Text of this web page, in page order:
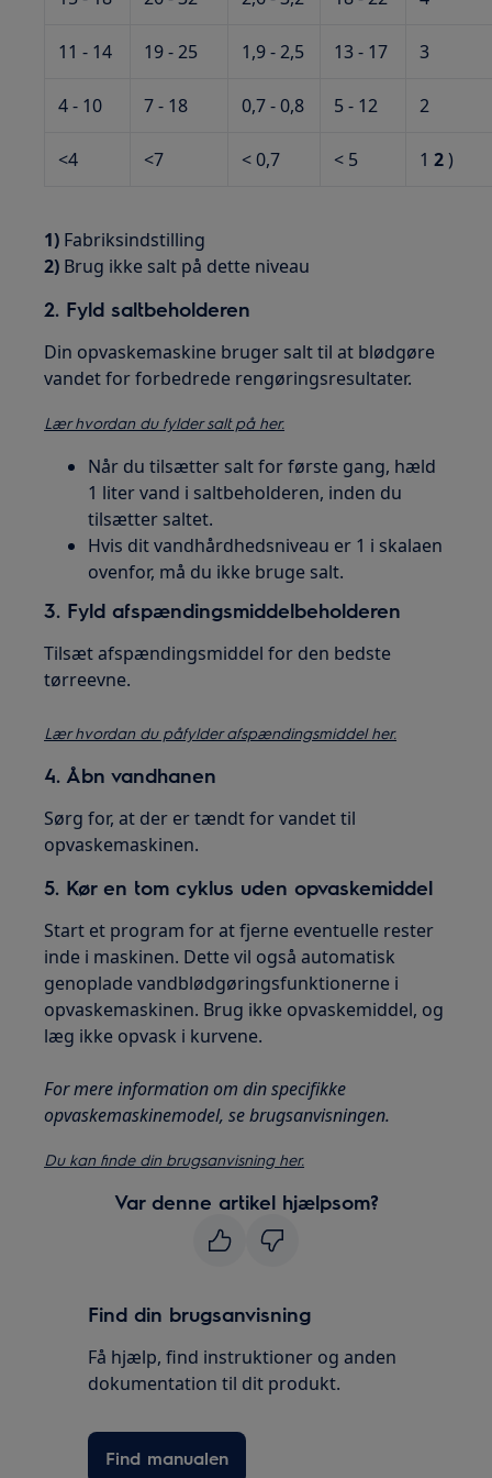
11 - 14 19 - 25 1,9 - 2,5 13 - 17 3
4 - 10 7 - 18 0,7 - 0,8 5 - 12 2
<4 <7 < 0,7 < 5 12)
1) Fabriksindstilling
2) Brug ikke salt på dette niveau
2. Fyld saltbeholderen
Din opvaskemaskine bruger salt til at blødgøre
vandet for forbedrede rengøringsresultater.
Lær hvordan du fylder salt på her.
Når du tilsætter salt for første gang, hæld
1 liter vand i saltbeholderen, inden du
tilsætter saltet.
Hvis dit vandhårdhedsniveau er 1 i skalaen
ovenfor, må du ikke bruge salt.
3. Fyld afspændingsmiddelbeholderen
Tilsæt afspændingsmiddel for den bedste
tørreevne.
Lær hvordan du påfylder afspændingsmiddel her.
4. Åbn vandhanen
Sørg for, at der er tændt for vandet til
opvaskemaskinen.
5. Kør en tom cyklus uden opvaskemiddel
Start et program for at fjerne eventuelle rester
inde i maskinen. Dette vil også automatisk
genoplade vandblødgøringsfunktionerne i
opvaskemaskinen. Brug ikke opvaskemiddel, og
læg ikke opvask i kurvene.
For mere information om din specifikke
opvaskemaskinemodel, se brugsanvisningen.
Du kan finde din brugsanvisning her.
Var denne artikel hjælpsom?
Find din brugsanvisning
Få hjælp, find instruktioner og anden
dokumentation til dit produkt.
Find manualen